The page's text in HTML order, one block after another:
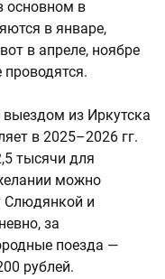
основном в
в январе,
в апреле, ноябре
выездом из Иркутска
в 2025–2026 гг.
тысячи для
можно
Слюдянкой и
за
поезда —
рублей.